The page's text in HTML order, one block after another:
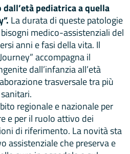
pediatrica a quella
La durata di queste patologie
medico-assistenziali del
anni e fasi della vita. Il
accompagna il
dall’infanzia all’età
trasversale tra più
regionale e nazionale per
e per il ruolo attivo dei
di riferimento. La novità sta
assistenziale che preserva e